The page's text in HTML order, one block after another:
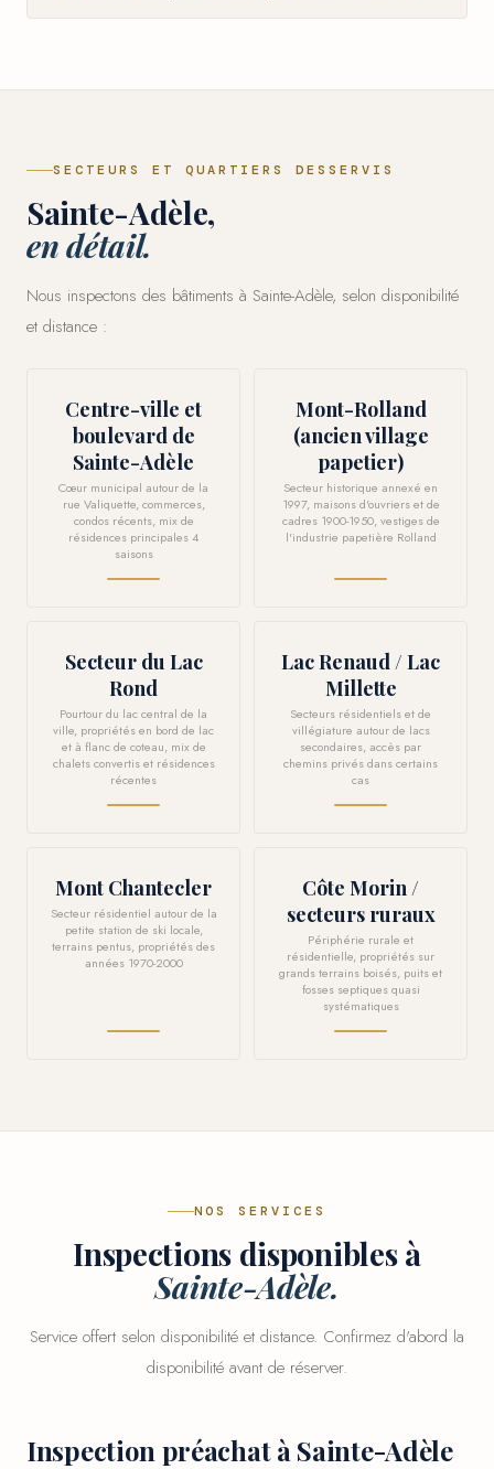
SECTEURS ET QUARTIERS DESSERVIS
Sainte-Adèle,
en détail.
Nous inspectons des bâtiments à Sainte-Adèle, selon disponibilité
et distance :
Centre-ville et
boulevard de
Sainte-Adèle
Cœur municipal autour de la
rue Valiquette, commerces,
condos récents, mix de
résidences principales 4
saisons
Mont-Rolland
(ancien village
papetier)
Secteur historique annexé en
1997, maisons d'ouvriers et de
cadres 1900-1950, vestiges de
l'industrie papetière Rolland
Secteur du Lac
Rond
Pourtour du lac central de la
ville, propriétés en bord de lac
et à flanc de coteau, mix de
chalets convertis et résidences
récentes
Lac Renaud / Lac
Millette
Secteurs résidentiels et de
villégiature autour de lacs
secondaires, accès par
chemins privés dans certains
cas
Mont Chantecler
Secteur résidentiel autour de la
petite station de ski locale,
terrains pentus, propriétés des
années 1970-2000
Côte Morin /
secteurs ruraux
Périphérie rurale et
résidentielle, propriétés sur
grands terrains boisés, puits et
fosses septiques quasi
systématiques
NOS SERVICES
Inspections disponibles à
Sainte-Adèle.
Service offert selon disponibilité et distance. Confirmez d'abord la
disponibilité avant de réserver.
Inspection préachat à Sainte-Adèle